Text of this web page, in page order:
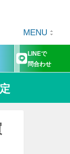
MENU
LINEで
問合わせ